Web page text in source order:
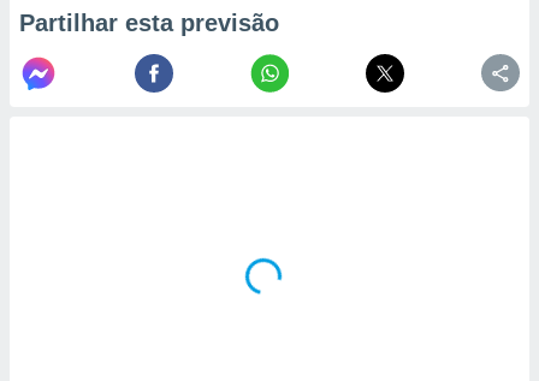
Partilhar esta previsão